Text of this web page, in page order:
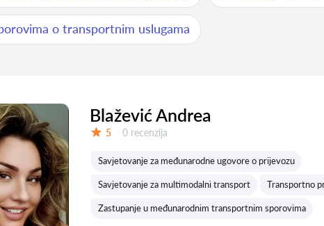
o transportnim uslugama
Blažević Andrea
5 Recenzija:
0 recenzija
Savjetovanje za međunarodne ugovore o prijevozu
Savjetovanje za multimodalni transport Transportno
Zastupanje u međunarodnim transportnim sporovima